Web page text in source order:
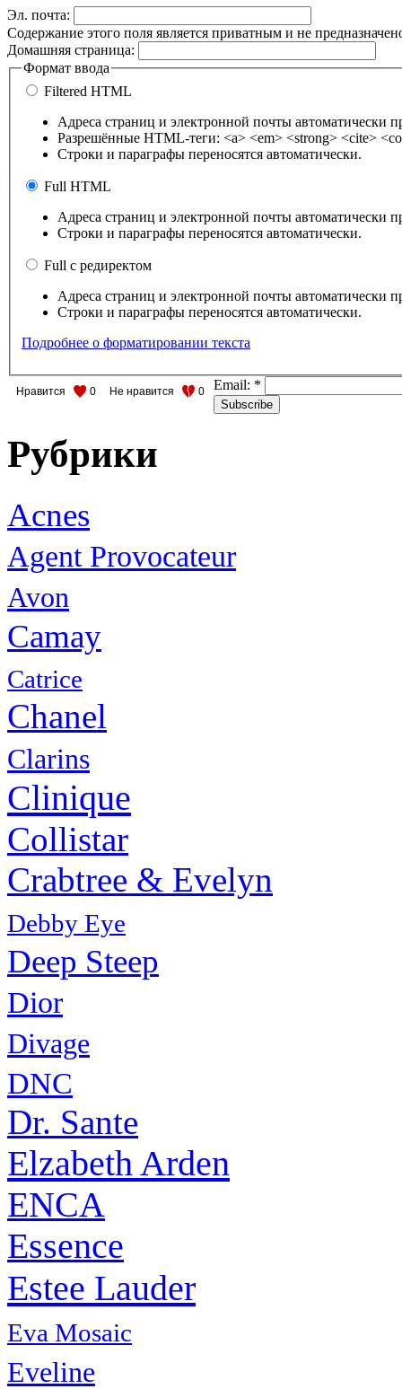
Эл. почта:
Содержание этого поля является приватным и не
Домашняя страница:
Формат ввода
Filtered HTML
Адреса страниц и электронной почты автоматически
Разрешённые HTML-теги: <a> <em> <strong> <cite>
Строки и параграфы переносятся автоматически.
Full HTML
Адреса страниц и электронной почты автоматически
Строки и параграфы переносятся автоматически.
Full с редиректом
Адреса страниц и электронной почты автоматически
Строки и параграфы переносятся автоматически.
Подробнее о форматировании текста
Нравится 0 Не нравится 0 Email: *
Рубрики
Acnes
Agent Provocateur
Avon
Camay
Catrice
Chanel
Clarins
Clinique
Collistar
Crabtree & Evelyn
Debby Eye
Deep Steep
Dior
Divage
DNC
Dr. Sante
Elzabeth Arden
ENCA
Essence
Estee Lauder
Eva Mosaic
Eveline